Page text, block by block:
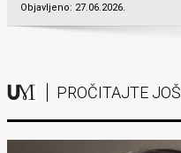
Objavljeno: 27.06.2026.
PROČITAJTE JOŠ